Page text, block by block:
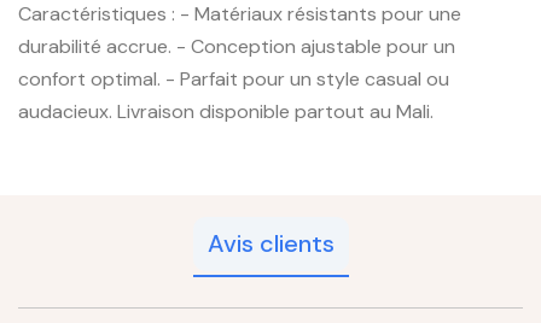
Caractéristiques : - Matériaux résistants pour une
durabilité accrue. - Conception ajustable pour un
confort optimal. - Parfait pour un style casual ou
audacieux. Livraison disponible partout au Mali.
Avis clients